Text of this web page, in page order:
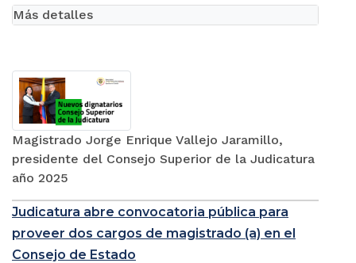
Magistrado Jorge Enrique Vallejo Jaramillo,
presidente del Consejo Superior de la Judicatura
año 2025
Más detalles
Judicatura abre convocatoria pública para
proveer dos cargos de magistrado (a) en el
Consejo de Estado